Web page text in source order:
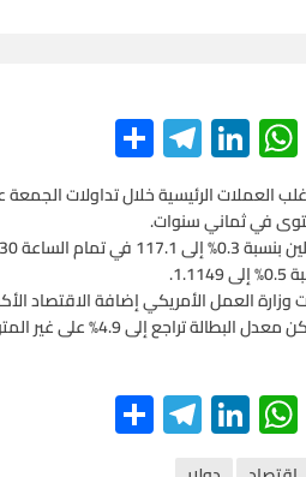
W
h
at
s
A
p
Li
n
ke
dI
n
Te
le
gr
a
m
S
h
ar
e
أغلب العملات الرئيسية خلال تداولات
في ثماني سنوات.
على غير المتوقع، ليهبط دون 5% للمرة الأولى في 8 سنوات.
W
h
Li
n
Te
le
S
h